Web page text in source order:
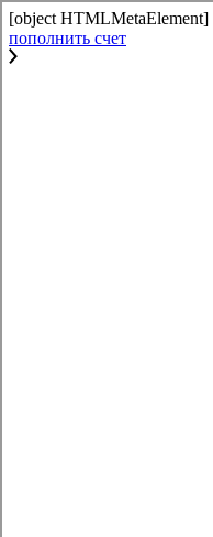
[object HTMLMetaElement]
пополнить счет